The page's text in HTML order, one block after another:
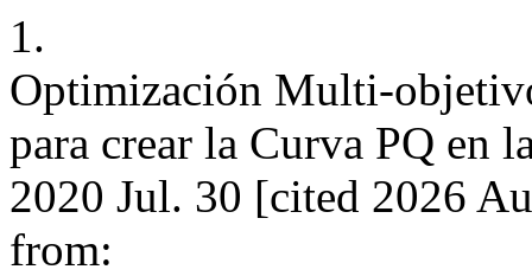
1.
Optimización Multi-
para crear la Curva PQ en
2020 Jul. 30 [cited 2026
from: